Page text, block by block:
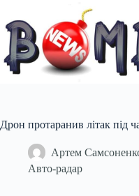
вмісту
Дрон протаранив літак під
Артем
Авто-радар